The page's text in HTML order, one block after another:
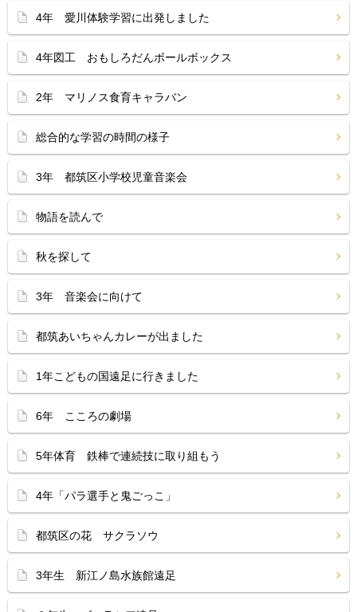
4年 愛川体験学習に出発しました
4年図工 おもしろだんボールボックス
2年 マリノス食育キャラバン
総合的な学習の時間の様子
3年 都筑区小学校児童音楽会
物語を読んで
秋を探して
3年 音楽会に向けて
都筑あいちゃんカレーが出ました
1年こどもの国遠足に行きました
6年 こころの劇場
5年体育 鉄棒で連続技に取り組もう
4年「パラ選手と鬼ごっこ」
都筑区の花 サクラソウ
3年生 新江ノ島水族館遠足